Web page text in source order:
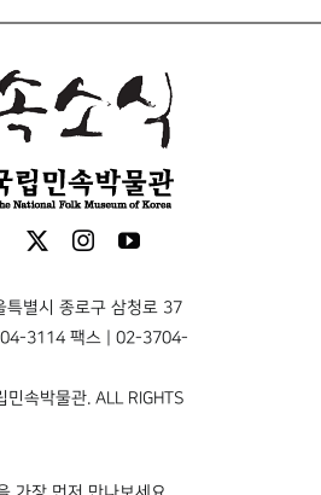
별시 종로구 삼청로 37
3114 팩스 | 02-3704-
속박물관. ALL RIGHTS